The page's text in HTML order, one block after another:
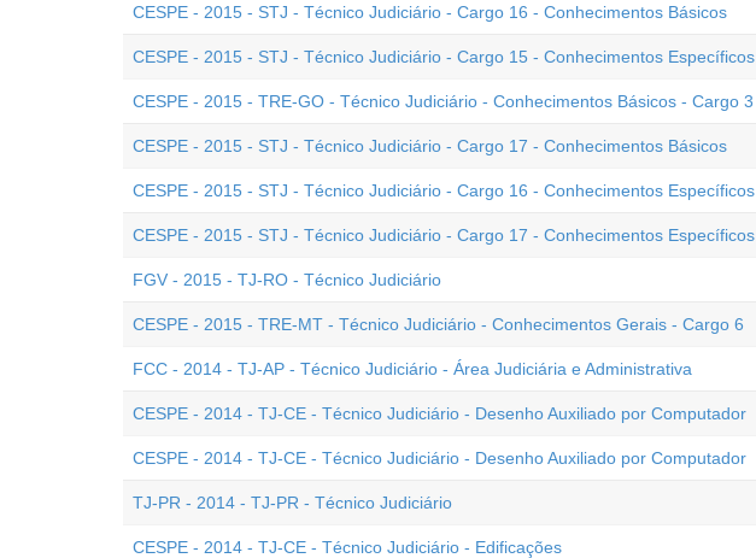
CESPE - 2015 - STJ - Técnico Judiciário - Cargo 16 - Conhecimentos Básicos
CESPE - 2015 - STJ - Técnico Judiciário - Cargo 15 - Conhecimentos Específicos
CESPE - 2015 - TRE-GO - Técnico Judiciário - Conhecimentos Básicos - Cargo 3
CESPE - 2015 - STJ - Técnico Judiciário - Cargo 17 - Conhecimentos Básicos
CESPE - 2015 - STJ - Técnico Judiciário - Cargo 16 - Conhecimentos Específicos
CESPE - 2015 - STJ - Técnico Judiciário - Cargo 17 - Conhecimentos Específicos
FGV - 2015 - TJ-RO - Técnico Judiciário
CESPE - 2015 - TRE-MT - Técnico Judiciário - Conhecimentos Gerais - Cargo 6
FCC - 2014 - TJ-AP - Técnico Judiciário - Área Judiciária e Administrativa
CESPE - 2014 - TJ-CE - Técnico Judiciário - Desenho Auxiliado por Computador
CESPE - 2014 - TJ-CE - Técnico Judiciário - Desenho Auxiliado por Computador
TJ-PR - 2014 - TJ-PR - Técnico Judiciário
CESPE - 2014 - TJ-CE - Técnico Judiciário - Edificações